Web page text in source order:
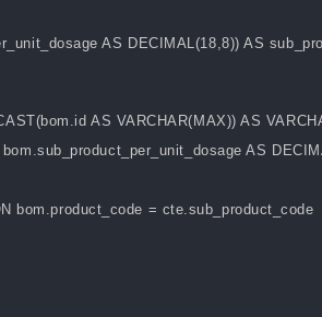
AS DECIMAL(18,8)) AS
AS VARCHAR(MAX)) AS
AS
bom.product_code = cte.sub_product_code